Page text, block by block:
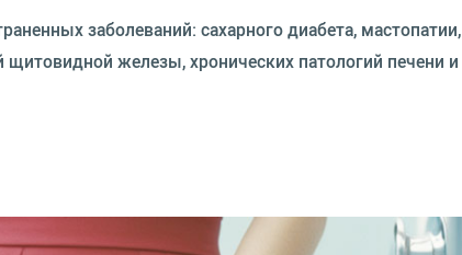
заболеваний: сахарного диабета, мастопатии,
железы, хронических патологий печени и